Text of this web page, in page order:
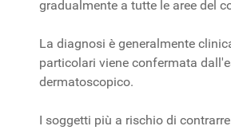
gradualmente a tutte le aree del
La diagnosi è generalmente
particolari viene confermata
dermatoscopico.
I soggetti più a rischio di